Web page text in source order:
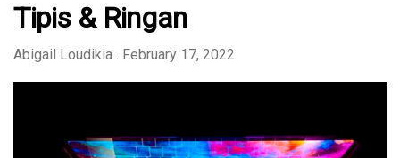
Tipis & Ringan
Abigail Loudikia . February 17, 2022